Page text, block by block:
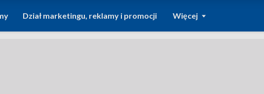
Dział marketingu, reklamy i promocji Więcej